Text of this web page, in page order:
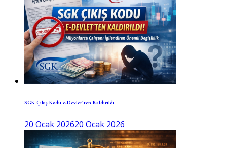
SGK Çıkış Kodu e-Devlet’ten Kaldırıldı
20 Ocak 202620 Ocak 2026